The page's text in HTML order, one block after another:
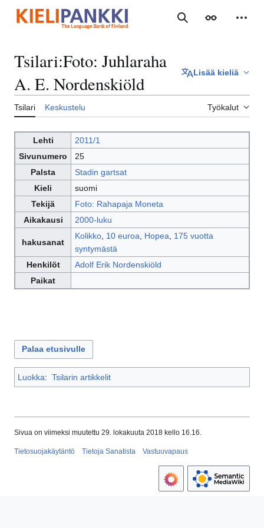
sisältöön
Haku Ulkoasu
Tsilari:Foto: Juhlaraha
A. E. Nordenskiöld
Lisää kieliä
Tsilari Keskustelu Työkalut
Lehti
2011/1
Sivunumero
25
Palsta
Stadin gartsat
Kieli
suomi
Tekijä
Foto: Rahapaja Moneta
Aikakausi
2000-luku
hakusanat
Kolikko, 10 euroa Hopea
175 vuotta
syntymästä
Henkilöt
Adolf Erik Nordenskiöld
Paikat
Palaa etusivulle
Luokka: Tsilarin artikkelit
Sivua on viimeksi muutettu 29. lokakuuta 2018 kello 16.16.
Tietosuojakäytäntö Tietoja Sanatista Vastuuvapaus